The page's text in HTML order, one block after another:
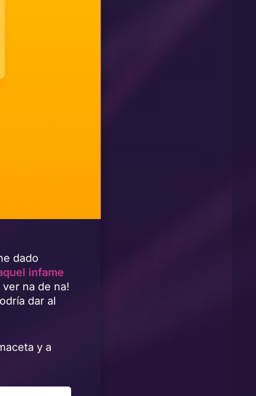
dado
infame
na de na!
dar al
y a